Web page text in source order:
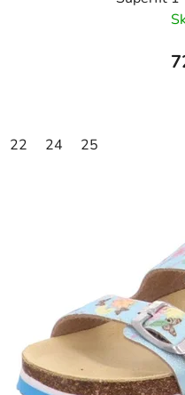
22 24 25